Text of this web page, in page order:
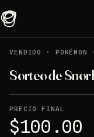
VENDIDO
· POKÉMON
Sorteo de
PRECIO FINAL
$100.00